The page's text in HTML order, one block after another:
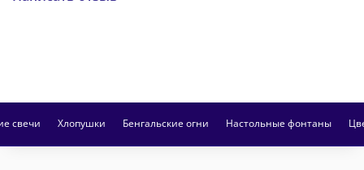
свечи Хлопушки Бенгальские огни Настольные фонтаны